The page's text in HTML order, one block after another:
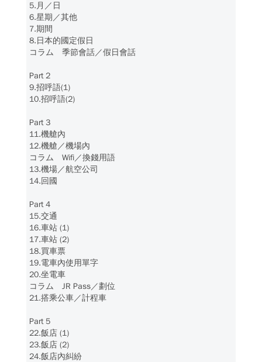
5.月／日
6.星期／其他
7.期間
8.日本的國定假日
コラム 季節會話／假日會話
Part 2
9.招呼語(1)
10.招呼語(2)
Part 3
11.機艙內
12.機艙／機場內
コラム Wifi／換錢用語
13.機場／航空公司
14.回國
Part 4
15.交通
16.車站 (1)
17.車站 (2)
18.買車票
19.電車內使用單字
20.坐電車
コラム JR Pass／劃位
21.搭乘公車／計程車
Part 5
22.飯店 (1)
23.飯店 (2)
24.飯店內糾紛